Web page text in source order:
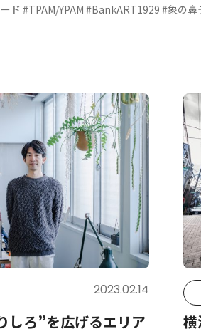
ド #TPAM/YPAM #BankART1929 #象の鼻
2023.02.14
しろ”を広げるエリア